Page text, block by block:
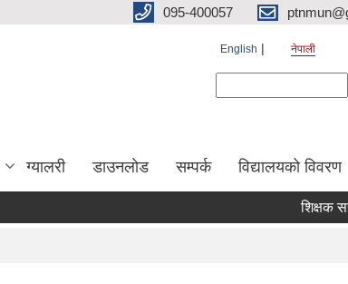
095-400057
English नेपाली
ग्यालरी डाउनलाेड सम्पर्क विद्यालयको विवरण
शिक्षक